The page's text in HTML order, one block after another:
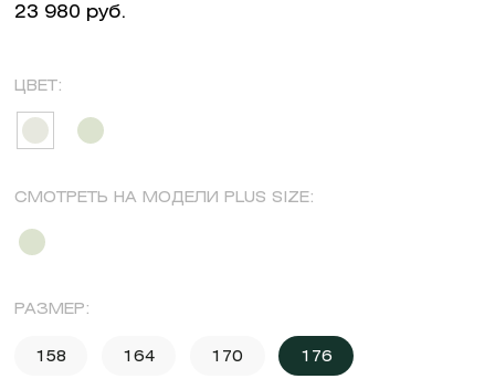
23 980 руб.
ЦВЕТ:
СМОТРЕТЬ НА МОДЕЛИ PLUS SIZE:
РАЗМЕР:
158 164 170 176